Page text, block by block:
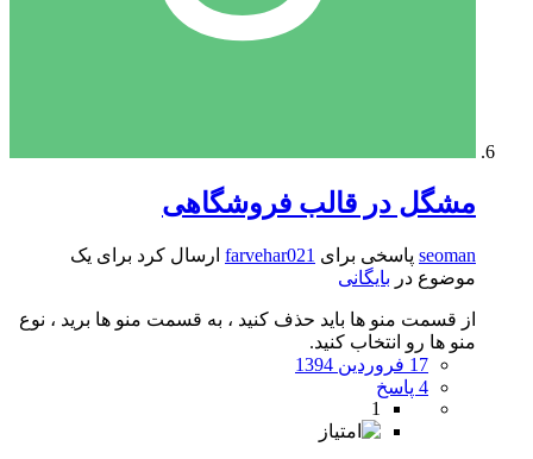
مشگل در قالب فروشگاهی
seoman پاسخی برای farvehar021 ارسال کرد برای یک
موضوع در بایگانی
از قسمت منو ها باید حذف کنید ، به قسمت منو ها برید ، نوع
منو ها رو انتخاب کنید.
17 فروردین 1394
4 پاسخ
1